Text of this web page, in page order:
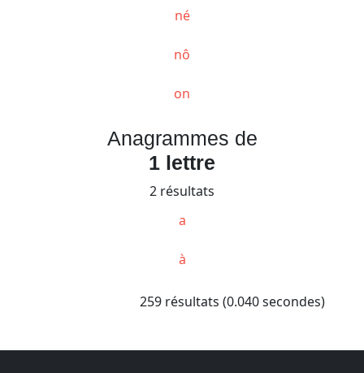
né
nô
on
Anagrammes de
1 lettre
2 résultats
a
à
259 résultats (0.040 secondes)